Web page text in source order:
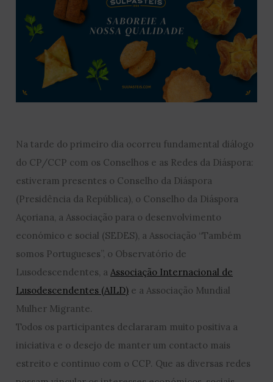
Na tarde do primeiro dia ocorreu fundamental diálogo
do CP/CCP com os Conselhos e as Redes da Diáspora:
estiveram presentes o Conselho da Diáspora
(Presidência da República), o Conselho da Diáspora
Açoriana, a Associação para o desenvolvimento
económico e social (SEDES), a Associação “Também
somos Portugueses”, o Observatório de
Lusodescendentes, a Associação Internacional de
Lusodescendentes (AILD) e a Associação Mundial
Mulher Migrante.
Todos os participantes declararam muito positiva a
iniciativa e o desejo de manter um contacto mais
estreito e continuo com o CCP. Que as diversas redes